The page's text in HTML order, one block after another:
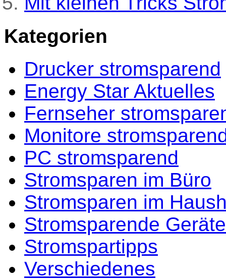
Kategorien
Drucker stromsparend
Energy Star Aktuelles
Fernseher
Monitore
PC stromsparend
Stromsparen im Büro
Stromsparen im
Stromsparende Geräte
Stromspartipps
Verschiedenes